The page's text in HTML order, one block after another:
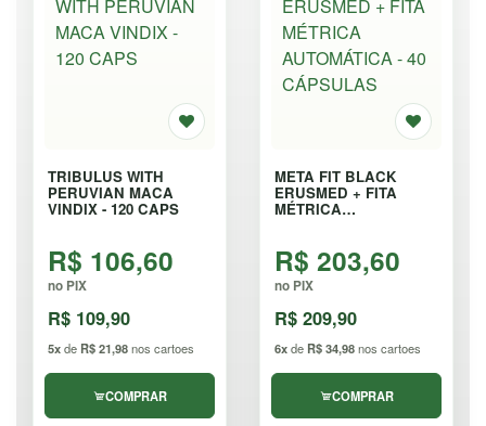
TRIBULUS WITH
PERUVIAN MACA
VINDIX - 120 CAPS
R$ 106,60
no PIX
R$ 109,90
5xde R$ 21,98nos cartoes
COMPRAR
META FIT BLACK
ERUSMED + FITA
MÉTRICA
R$ 203,60
no PIX
R$ 209,90
6xde R$ 34,98nos cartoes
COMPRAR